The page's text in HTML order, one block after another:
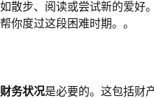
散步、阅读或尝试新的爱好。
你度过这段困难时期。。
务状况是必要的。这包括财